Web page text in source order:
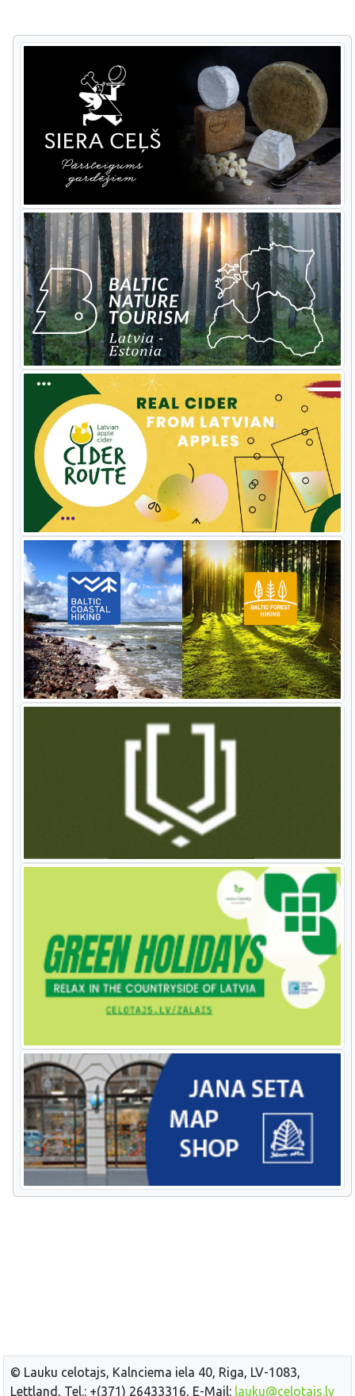
© Lauku celotajs, Kalnciema iela 40, Riga, LV-1083,
Lettland, Tel.: +(371) 26433316, E-Mail: lauku@celotajs.lv